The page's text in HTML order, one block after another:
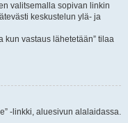
valitsemalla sopivan linkin
keskustelun ylä- ja
kun vastaus lähetetään” tilaa
-linkki, aluesivun alalaidassa.